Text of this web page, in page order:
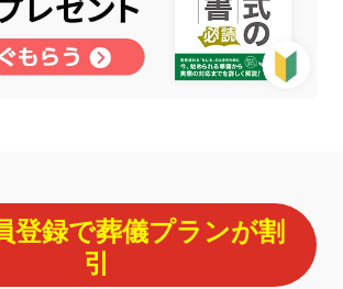
登録で葬儀プランが割
引